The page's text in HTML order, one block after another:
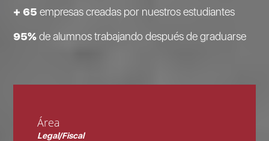
+ 65empresas creadas por nuestros estudiantes
95%de alumnos trabajando después de graduarse
Área
Legal/Fiscal